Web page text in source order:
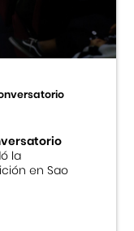
la
en Sao